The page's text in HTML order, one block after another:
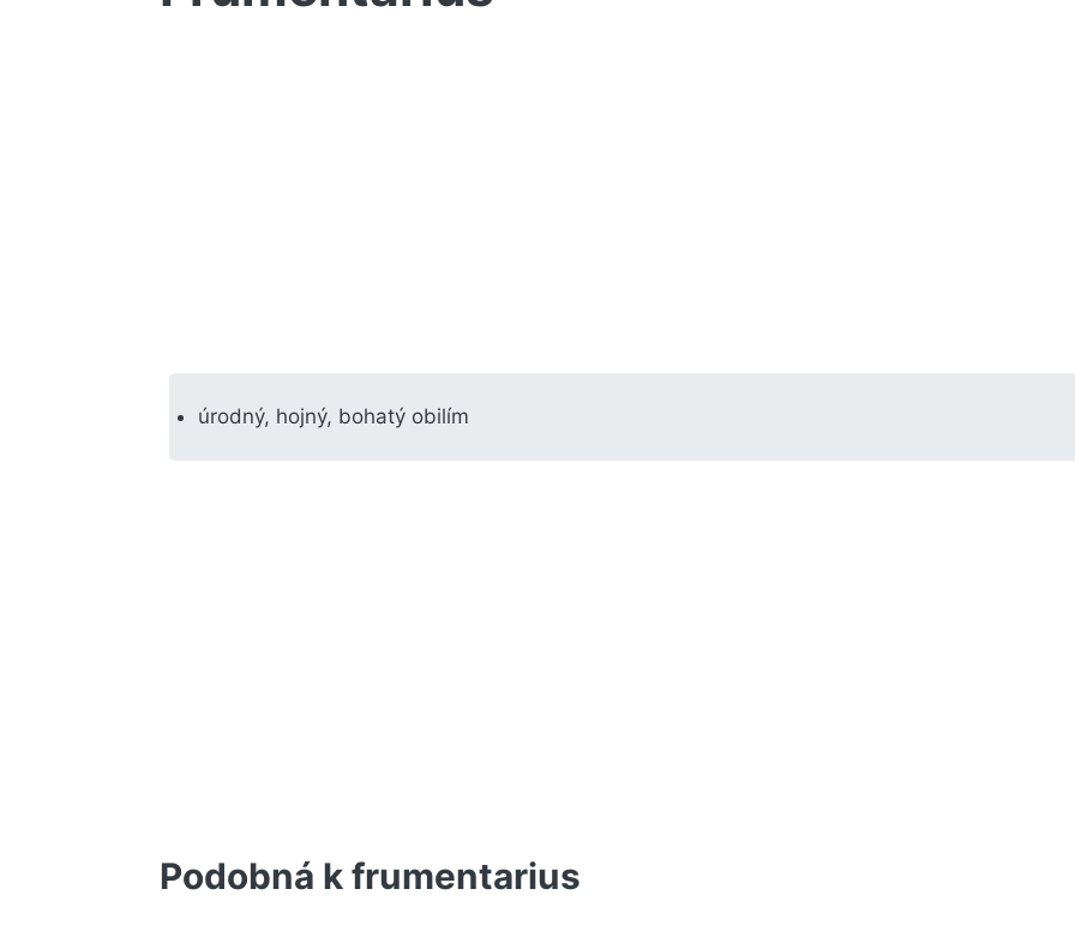
úrodný, hojný, bohatý obilím
Podobná k frumentarius